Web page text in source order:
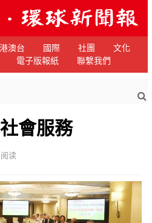
港澳台 國際 社團
文化
電子版報紙 聯繫我們
會服務
阅读